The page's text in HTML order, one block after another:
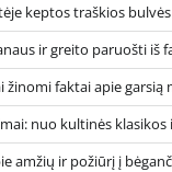
keptos traškios bulvės
ir greito paruošti iš
žinomi faktai apie garsią
nuo kultinės klasikos
amžių ir požiūrį į